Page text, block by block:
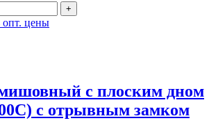
опт. цены
с плоским дном
с отрывным замком